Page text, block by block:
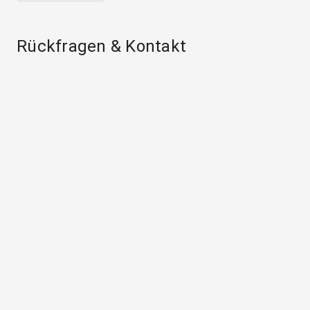
Rückfragen & Kontakt